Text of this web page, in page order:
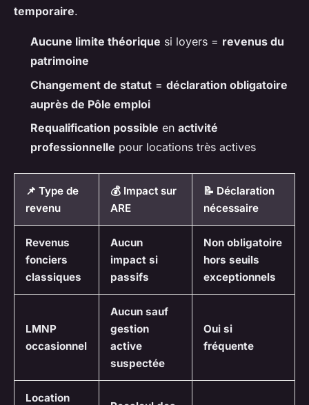
temporaire.
Aucune limite théorique si loyers = revenus du
patrimoine
Changement de statut = déclaration obligatoire
auprès de Pôle emploi
Requalification possible en activité
professionnelle pour locations très actives
📌 Type de
revenu
💰 Impact sur
ARE
📝 Déclaration
nécessaire
Revenus
fonciers
classiques
Aucun
impact si
passifs
Non obligatoire
hors seuils
exceptionnels
LMNP
occasionnel
Aucun sauf
gestion
active
suspectée
Oui si
fréquente
Location